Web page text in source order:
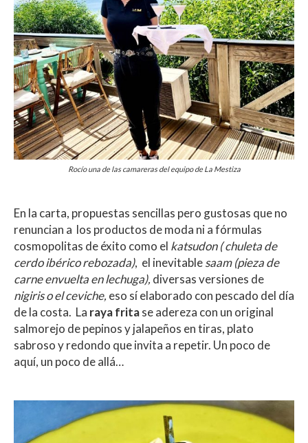
Rocío una de las camareras del equipo de La Mestiza
En la carta, propuestas sencillas pero gustosas que no
renuncian a los productos de moda ni a fórmulas
cosmopolitas de éxito como el katsudon ( chuleta de
cerdo ibérico rebozada), el inevitablesaam (pieza de
carne envuelta en lechuga), diversas versiones de
nigiris o el ceviche, eso sí elaborado con pescado del día
de la costa. La raya fritase adereza con un original
salmorejo de pepinos y jalapeños en tiras, plato
sabroso y redondo que invita a repetir. Un poco de
aquí, un poco de allá…